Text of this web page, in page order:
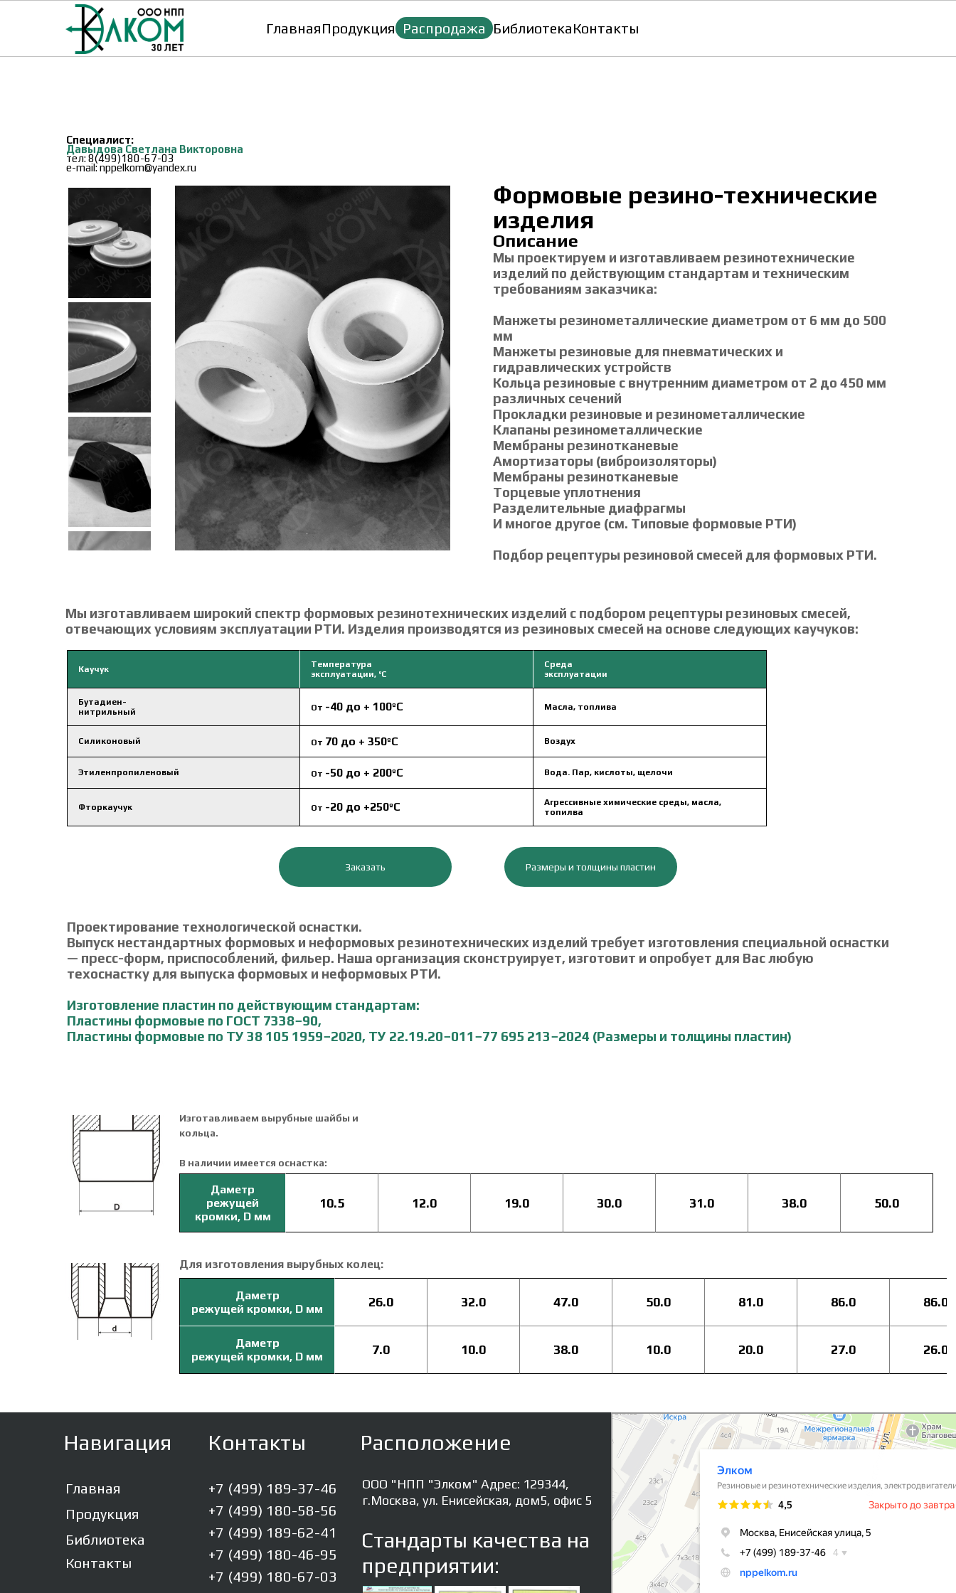
ГлавнаяПродукция Распродажа БиблиотекаКонтакты
Специалист:
Давыдова Светлана Викторовна
тел:8(499)180-67-03
e-mail: nppelkom@yandex.ru
Формовые резино-технические
изделия
Описание
Мы проектируем и изготавливаем резинотехнические
изделий по действующим стандартам и техническим
требованиям заказчика:
Манжеты резинометаллические диаметром от 6 мм до 500
мм
Манжеты резиновые для пневматических и
гидравлических устройств
Кольца резиновые с внутренним диаметром от 2 до 450 мм
различных сечений
Прокладки резиновые и резинометаллические
Клапаны резинометаллические
Мембраны резинотканевые
Амортизаторы (виброизоляторы)
Мембраны резинотканевые
Торцевые уплотнения
Разделительные диафрагмы
И многое другое (см. Типовые формовые РТИ)
Подбор рецептуры резиновой смесей для формовых РТИ.
Мы изготавливаем широкий спектр формовых резинотехнических изделий с подбором рецептуры резиновых смесей,
отвечающих условиям эксплуатации РТИ. Изделия производятся из резиновых смесей на основе следующих каучуков:
Проектирование технологической оснастки.
Выпуск нестандартных формовых и неформовых резинотехнических изделий требует изготовления специальной оснастки
— пресс-форм, приспособлений, фильер. Наша организация сконструирует, изготовит и опробует для Вас любую
техоснастку для выпуска формовых и неформовых РТИ.
Изготовление пластин по действующим стандартам:
Пластины формовые по ГОСТ 7338−90,
Пластины формовые по ТУ 38 105 1959−2020, ТУ 22.19.20−011−77 695 213−2024 (Размеры и толщины пластин)
Изготавливаем вырубные шайбы и
кольца.
В наличии имеется оснастка:
Для изготовления вырубных шайб:
Для изготовления вырубных колец:
Заказать Размеры и толщины пластин
Каучук
Температура
эксплуатации, ºС
Среда
эксплуатации
Бутадиен-
нитрильный
От -40 до + 100ºС Масла, топлива
Силиконовый От 70 до + 350ºС Воздух
Этиленпропиленовый От -50 до + 200ºС Вода. Пар, кислоты, щелочи
Фторкаучук От -20 до +250ºС
Агрессивные химические среды, масла,
топилва
Даметр
режущей
кромки, D мм
10.5 12.0 19.0 30.0 31.0 38.0 50.0
Даметр
режущей кромки, D мм
26.0 32.0 47.0 50.0 81.0 86.0 86.0
Даметр
режущей кромки, D мм
7.0 10.0 38.0 10.0 20.0 27.0 26.0
Элком
Резиновые и резинотехнические изделия в Москве
ООО "НПП "Элком" Адрес: 129344,
г.Москва, ул. Енисейская, дом5, офис 5
Расположение
Стандарты качества на
предприятии:
+7 (499) 189-37-46
+7 (499) 180-58-56
+7 (499) 189-62-41
+7 (499) 180-46-95
+7 (499) 180-67-03
Контакты
Главная
Продукция
Библиотека
Контакты
Навигация